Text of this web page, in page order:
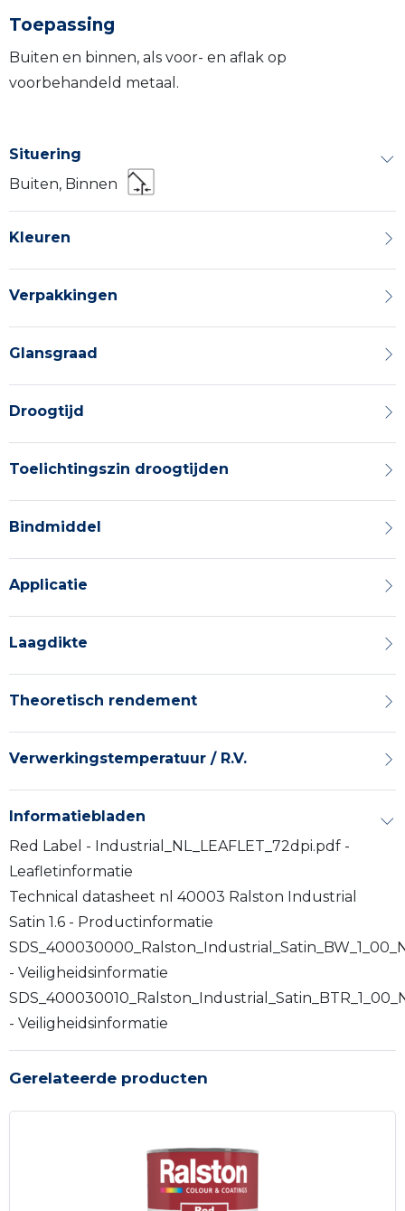
Toepassing
Buiten en binnen, als voor- en aflak op
voorbehandeld metaal.
Situering
Buiten, Binnen
Kleuren
Verpakkingen
Glansgraad
Droogtijd
Toelichtingszin droogtijden
Bindmiddel
Applicatie
Laagdikte
Theoretisch rendement
Verwerkingstemperatuur / R.V.
Informatiebladen
Red Label - Industrial_NL_LEAFLET_72dpi.pdf -
Leafletinformatie
Technical datasheet nl 40003 Ralston Industrial
Satin 1.6 - Productinformatie
- Veiligheidsinformatie
- Veiligheidsinformatie
Gerelateerde producten